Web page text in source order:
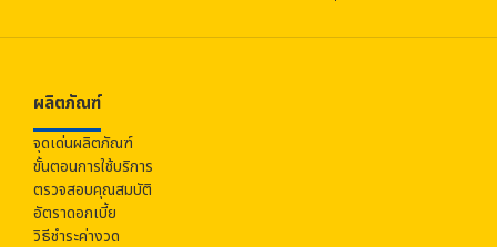
ผลิตภัณฑ์
จุดเด่นผลิตภัณฑ์
ขั้นตอนการใช้บริการ
ตรวจสอบคุณสมบัติ
อัตราดอกเบี้ย
วิธีชำระค่างวด